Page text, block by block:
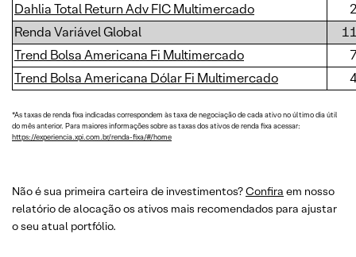
Dahlia Total Return Adv FIC Multimercado
Renda Variável Global
Trend Bolsa Americana Fi Multimercado
Trend Bolsa Americana Dólar Fi Multimercado
*As taxas de renda fixa indicadas correspondem às taxa de negociação de cada ativo no último dia útil
do mês anterior. Para maiores informações sobre as taxas dos ativos de renda fixa acessar:
https://experiencia.xpi.com.br/renda-fixa/#/home
Não é sua primeira carteira de investimentos?Confira em nosso
relatório de alocação os ativos mais recomendados para ajustar
o seu atual portfólio.